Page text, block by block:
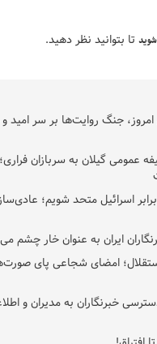
تا بتوانید نظر دهید.
جنگ روایت‌ها بر سر امید
عمومی گیلان به سربازان
برابر اسرائیل متحد شویم؛
ایران به عنوان خار چشم
خبرنگاران به مدیران و